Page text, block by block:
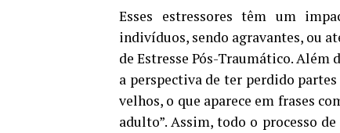
Esses estressores têm um
indivíduos, sendo agravantes, ou
de Estresse Pós-Traumático. Além
a perspectiva de ter perdido
velhos, o que aparece em frases
adulto”. Assim, todo o processo